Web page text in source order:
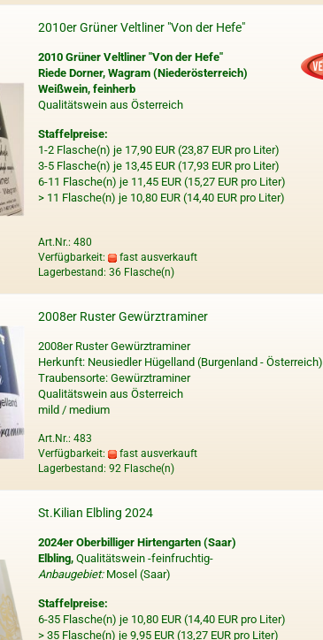
2010er Grüner Veltliner "Von der Hefe"
2010 Grüner Veltliner "Von der Hefe"
Riede Dorner, Wagram (Niederösterreich)
Weißwein, feinherb
Qualitätswein aus Österreich
Staffelpreise:
1-2 Flasche(n) je 17,90 EUR (23,87 EUR pro Liter)
3-5 Flasche(n) je 13,45 EUR (17,93 EUR pro Liter)
6-11 Flasche(n) je 11,45 EUR (15,27 EUR pro Liter)
> 11 Flasche(n) je 10,80 EUR (14,40 EUR pro Liter)
Art.Nr.: 480
Verfügbarkeit:
fast ausverkauft
Lagerbestand: 36 Flasche(n)
2008er Ruster Gewürztraminer
2008er Ruster Gewürztraminer
Herkunft: Neusiedler Hügelland (Burgenland - Österreich)
Traubensorte: Gewürztraminer
Qualitätswein aus Österreich
mild / medium
Art.Nr.: 483
Verfügbarkeit:
fast ausverkauft
Lagerbestand: 92 Flasche(n)
St.Kilian Elbling 2024
2024er Oberbilliger Hirtengarten (Saar)
Elbling, Qualitätswein -feinfruchtig-
Anbaugebiet:Mosel (Saar)
Staffelpreise:
6-35 Flasche(n) je 10,80 EUR (14,40 EUR pro Liter)
> 35 Flasche(n) je 9,95 EUR (13,27 EUR pro Liter)